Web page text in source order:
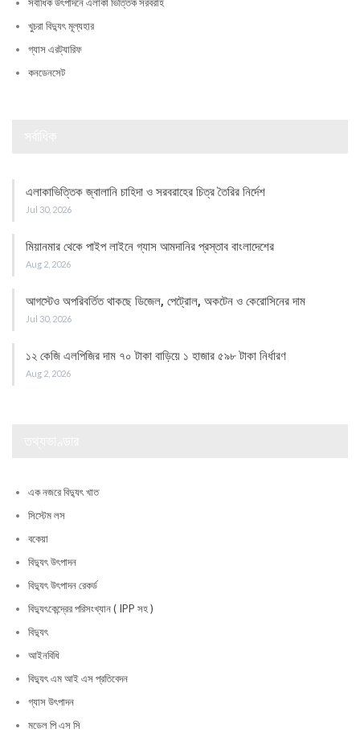
খুচরা বিদ্যুৎ মূল্যহার
গ্যাস এরট্যারিফ
কনডেনসেট
এলাকাভিত্তিক জ্বালানি চাহিদা ও সরবরাহের চিত্র তৈরির নির্দেশ
Jul 30, 2026
মিয়ানমার থেকে পাইপ লাইনে গ্যাস আমদানির প্রস্তাব বাংলাদেশের
Aug 2, 2026
আগস্টেও অপরিবর্তিত থাকছে ডিজেল, পেট্রোল, অকটেন ও কেরোসিনের দাম
Jul 30, 2026
১২ কেজি এলপিজির দাম ৭০ টাকা বাড়িয়ে ১ হাজার ৫৯৮ টাকা নির্ধারণ
Aug 2, 2026
এক নজরে বিদ্যুৎ খাত
সিস্টেম লস
বকেয়া
বিদ্যুৎ উৎপাদন
বিদ্যুৎ উৎপাদন রেকর্ড
বিদ্যুৎকেন্দ্রের পরিসংখ্যান ( IPP সহ )
বিদ্যুৎ
আইনবিধি
বিদ্যুৎ এম আই এস প্রতিবেদন
গ্যাস উৎপাদন
মডেল পি এস সি